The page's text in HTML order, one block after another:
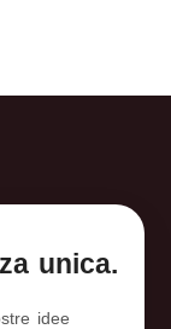
unica.
idee